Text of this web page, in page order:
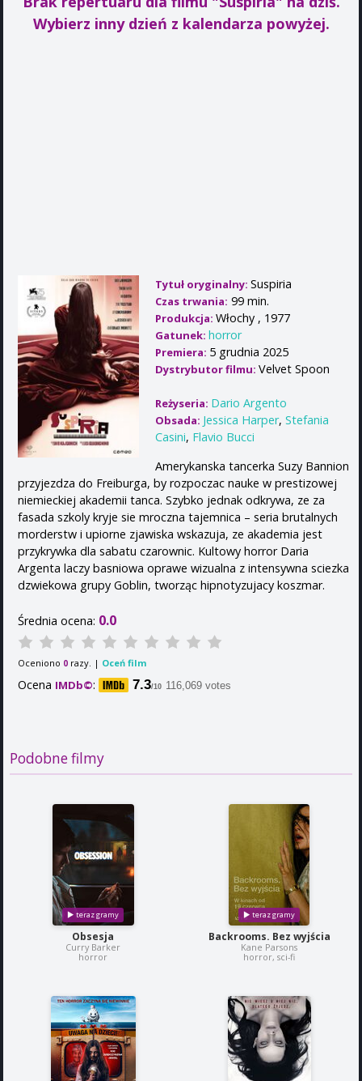
Wybierz inny dzień z kalendarza powyżej.
Tytuł oryginalny: Suspiria
Czas trwania: 99 min.
Produkcja: Włochy , 1977
Gatunek: horror
Premiera: 5 grudnia 2025
Dystrybutor filmu: Velvet Spoon
Reżyseria: Dario Argento
Obsada: Jessica Harper, Stefania
Casini, Flavio Bucci
Amerykanska tancerka Suzy Bannion
przyjezdza do Freiburga, by rozpoczac nauke w prestizowej
niemieckiej akademii tanca. Szybko jednak odkrywa, ze za
fasada szkoly kryje sie mroczna tajemnica – seria brutalnych
morderstw i upiorne zjawiska wskazuja, ze akademia jest
przykrywka dla sabatu czarownic. Kultowy horror Daria
Argenta laczy basniowa oprawe wizualna z intensywna sciezka
dzwiekowa grupy Goblin, tworząc hipnotyzujacy koszmar.
Średnia ocena: 0.0
Oceniono 0 razy. | Oceń film
Ocena IMDb©: 7.3/10 116,069 votes
Podobne filmy
Obsesja
Curry Barker
horror
Backrooms. Bez wyjścia
Kane Parsons
horror, sci-fi